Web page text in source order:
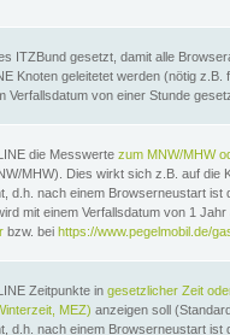
ITZBund gesetzt, damit alle
Knoten geleitetet werden (nötig z.B.
Verfallsdatum von einer Stunde
die Messwerte zum MNW/MHW
MHW). Dies wirkt sich z.B. auf die
d.h. nach einem Browserneustart ist
mit einem Verfallsdatum von 1 Jahr
bzw. bei https://www.pegelmobil.de/
Zeitpunkte in gesetzlicher Zeit
MEZ) anzeigen soll
d.h. nach einem Browserneustart ist